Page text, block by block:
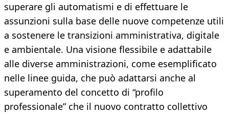
superare gli automatismi e di effettuare le
assunzioni sulla base delle nuove competenze utili
a sostenere le transizioni amministrativa, digitale
e ambientale. Una visione flessibile e adattabile
alle diverse amministrazioni, come esemplificato
nelle linee guida, che può adattarsi anche al
superamento del concetto di “profilo
professionale” che il nuovo contratto collettivo